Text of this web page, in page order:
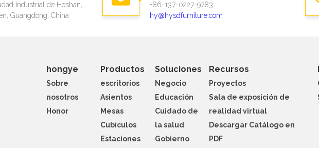
Industrial de Heshan,
Guangdong, China
+86-137-0227-9783
hy@hysdfurniture.com
hongye
Sobre
nosotros
Honor
Productos
escritorios
Asientos
Mesas
Cubículos
Estaciones
Soluciones
Negocio
Educación
Cuidado de
la salud
Gobierno
Recursos
Proyectos
Sala de exposición de
realidad virtual
Descargar Catálogo en
PDF